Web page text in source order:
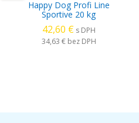
Happy Dog Profi Line
Sportive 20 kg
42,60 € s DPH
34,63 € bez DPH